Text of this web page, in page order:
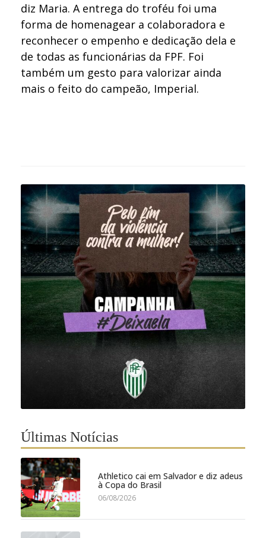
diz Maria. A entrega do troféu foi uma
forma de homenagear a colaboradora e
reconhecer o empenho e dedicação dela e
de todas as funcionárias da FPF. Foi
também um gesto para valorizar ainda
mais o feito do campeão, Imperial.
Últimas Notícias
Athletico cai em Salvador e diz adeus
à Copa do Brasil
06/08/2026